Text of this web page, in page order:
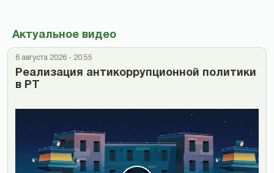
Актуальное видео
6 августа 2026 - 20:55
Реализация антикоррупционной политики
в РТ